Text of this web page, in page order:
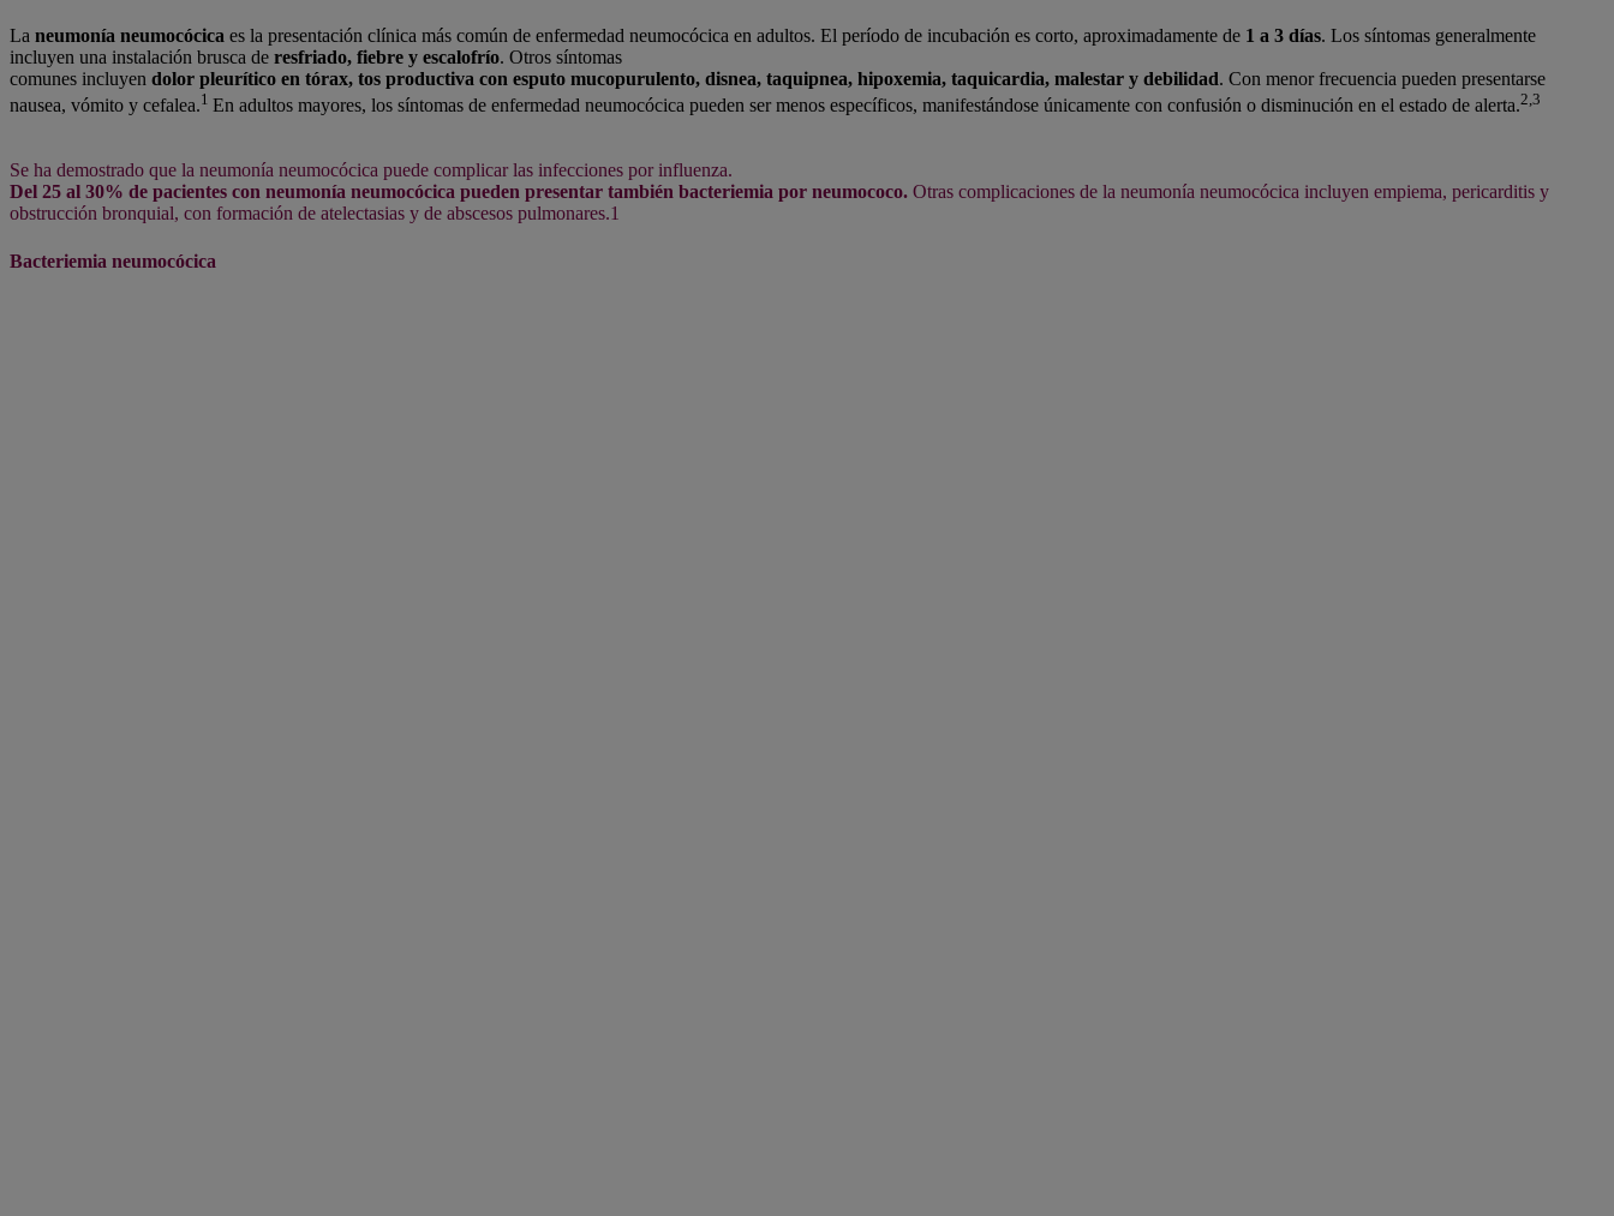
La neumonía neumocócica es la presentación clínica más común de enfermedad neumocócica en adultos. El período de incubación es corto, aproximadamente de 1 a 3 días. Los síntomas generalmente
incluyen una instalación brusca de resfriado, fiebre y escalofrío. Otros síntomas
comunes incluyen dolor pleurítico en tórax, tos productiva con esputo mucopurulento, disnea, taquipnea, hipoxemia, taquicardia, malestar y debilidad. Con menor frecuencia pueden presentarse
nausea, vómito y cefalea.1 En adultos mayores, los síntomas de enfermedad neumocócica pueden ser menos específicos, manifestándose únicamente con confusión o disminución en el estado de alerta.2,3
Se ha demostrado que la neumonía neumocócica puede complicar las infecciones por influenza.
Del 25 al 30% de pacientes con neumonía neumocócica pueden presentar también bacteriemia por neumococo. Otras complicaciones de la neumonía neumocócica incluyen empiema, pericarditis y
obstrucción bronquial, con formación de atelectasias y de abscesos pulmonares.1
Bacteriemia neumocócica